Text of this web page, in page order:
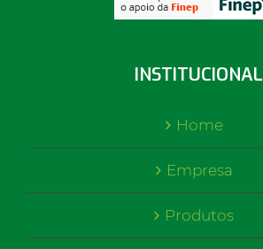
INSTITUCIONAL
Home
Empresa
Produtos